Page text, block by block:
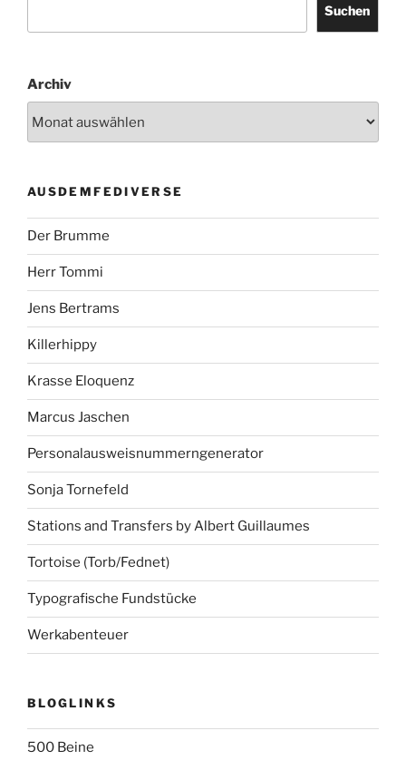
Suchen
Archiv
AUSDEMFEDIVERSE
Der Brumme
Herr Tommi
Jens Bertrams
Killerhippy
Krasse Eloquenz
Marcus Jaschen
Personalausweisnummerngenerator
Sonja Tornefeld
Stations and Transfers by Albert Guillaumes
Tortoise (Torb/Fednet)
Typografische Fundstücke
Werkabenteuer
BLOGLINKS
500 Beine